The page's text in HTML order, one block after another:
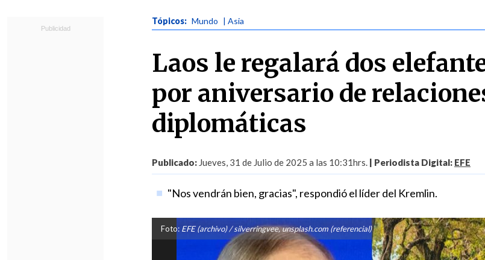
Tópicos: Mundo | Asia
Laos le regalará dos
por aniversario de
diplomáticas
Publicado: Jueves, 31 de Julio de 2025 a las 10:31hrs. | Periodista Digital: EFE
"Nos vendrán bien, gracias", respondió el líder del Kremlin.
Foto: EFE (archivo) / silverringvee, unsplash.com (referencial)